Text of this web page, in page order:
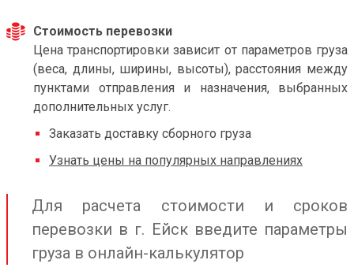
Стоимость перевозки
Цена транспортировки зависит от параметров груза
(веса, длины, ширины, высоты), расстояния между
пунктами отправления и назначения, выбранных
дополнительных услуг.
Заказать доставку сборного груза
Узнать цены на популярных направлениях
Для расчета стоимости и сроков
перевозки в г. Ейск введите параметры
груза в онлайн-калькулятор